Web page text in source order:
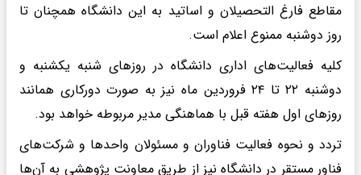
مقاطع فارغ التحصیلان و اساتید به این دانشگاه همچنان تا
روز دوشنبه ممنوع اعلام است.
کلیه فعالیت‌های اداری دانشگاه در روزهای شنبه یکشنبه و
دوشنبه ۲۲ تا ۲۴ فروردین ماه نیز به صورت دورکاری همانند
روزهای اول هفته قبل با هماهنگی مدیر مربوطه خواهد بود.
تردد و نحوه فعالیت فناوران و مسئولان واحدها و شرکت‌های
فناور مستقر در دانشگاه نیز از طریق معاونت پژوهشی به آن‌ها